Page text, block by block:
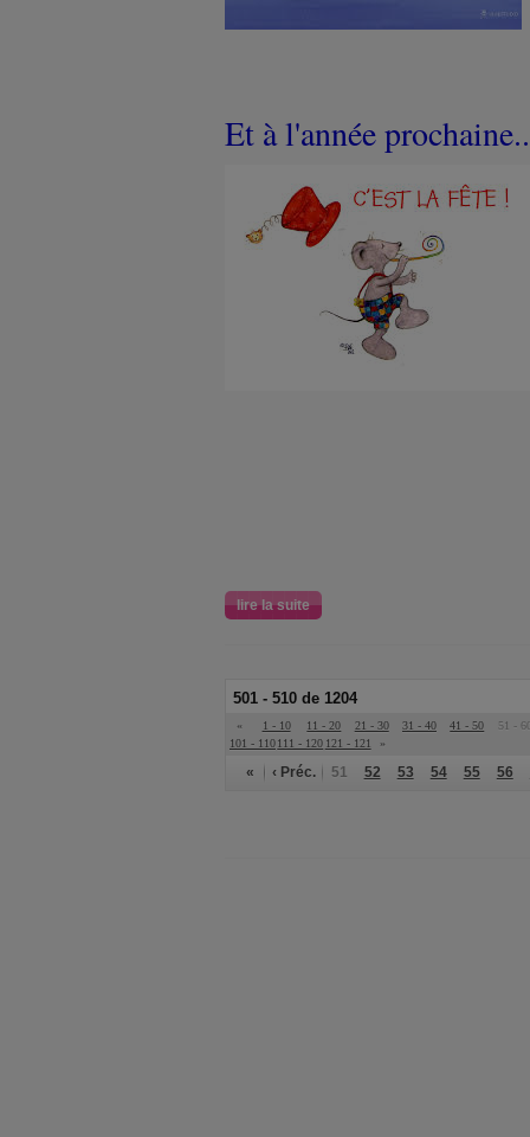
Et à l'année
lire la suite
501 - 510 de 1204
« 1 - 10 11 - 20 21 - 30 31 - 40 41 - 50
51 -
101 - 110111 - 120 121 - 121 »
« ‹ Préc. 51 52 53 54 55 56